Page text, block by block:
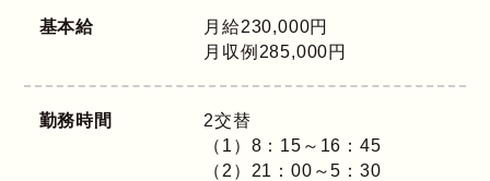
基本給
月給230,000円
月収例285,000円
勤務時間
2交替
（1）8：15～16：45
（2）21：00～5：30